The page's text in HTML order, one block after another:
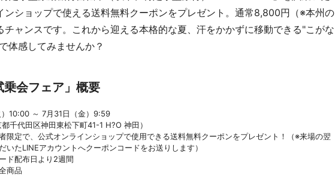
ンショップで使える送料無料クーポンをプレゼント。通常8,800円（※本州の
チャンスです。これから迎える本格的な夏、汗をかかずに移動できる"こがな
体感してみませんか？
乗会フェア」概要
10:00 ～ 7月31日（金）9:59
千代田区神田東松下町41-1 H?O 神田）
限定で、公式オンラインショップで使用できる送料無料クーポンをプレゼント！（※来場の翌
いたLINEアカウントへクーポンコードをお送りします）
ド配布日より2週間
商品